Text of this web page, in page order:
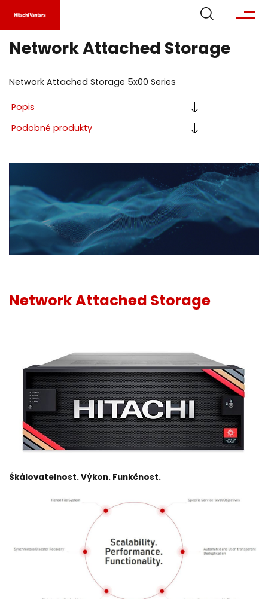
Network Attached Storage
Network Attached Storage 5x00 Series
Popis
Podobné produkty
Network Attached Storage
Škálovatelnost. Výkon. Funkčnost.